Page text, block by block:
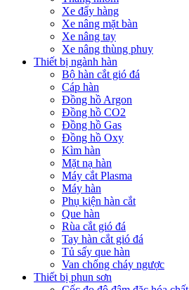
Xe đẩy hàng
Xe nâng mặt bàn
Xe nâng tay
Xe nâng thùng phuy
Thiết bị ngành hàn
Bộ hàn cắt gió đá
Cáp hàn
Đồng hồ Argon
Đồng hồ CO2
Đồng hồ Gas
Đồng hồ Oxy
Kìm hàn
Mặt nạ hàn
Máy cắt Plasma
Máy hàn
Phụ kiện hàn cắt
Que hàn
Rùa cắt gió đá
Tay hàn cắt gió đá
Tủ sấy que hàn
Van chống cháy ngược
Thiết bị phun sơn